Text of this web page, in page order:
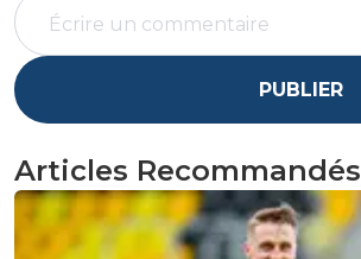
PUBLIER
Articles Recommandés